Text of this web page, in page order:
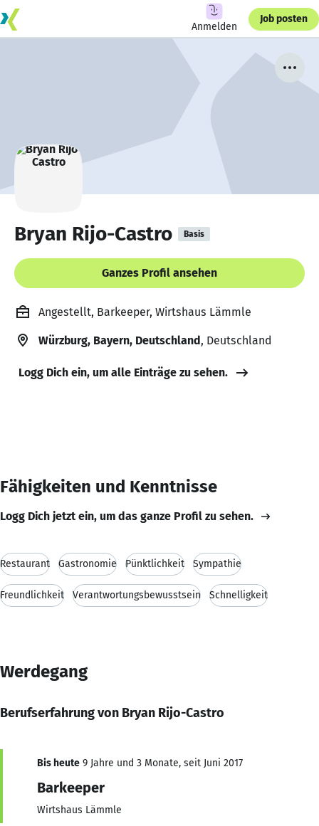
Anmelden
Job posten
Bryan Rijo-Castro Basis
Ganzes Profil ansehen
Angestellt, Barkeeper, Wirtshaus Lämmle
Würzburg, Bayern, Deutschland, Deutschland
Logg Dich ein, um alle Einträge zu sehen.
Fähigkeiten und Kenntnisse
Logg Dich jetzt ein, um das ganze Profil zu sehen.
Restaurant Gastronomie Pünktlichkeit Sympathie
Freundlichkeit Verantwortungsbewusstsein Schnelligkeit
Werdegang
Berufserfahrung von Bryan Rijo-Castro
Bis heute 9 Jahre und 3 Monate, seit Juni 2017
Barkeeper
Wirtshaus Lämmle